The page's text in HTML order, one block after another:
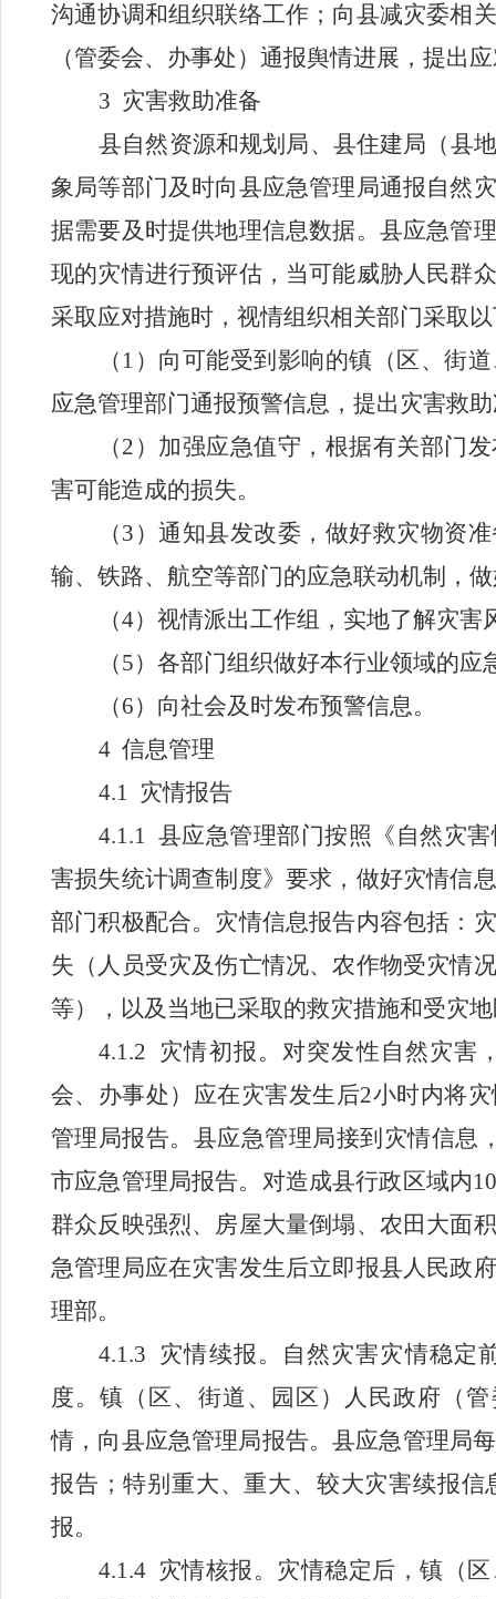
沟通协调和组织联络工作；向县减灾委相
（管委会、办事处 ）通报舆情进展，提出
3 灾害救助准备
县自然资源和规划局、县住建局（县
象局等部门及时向县应急管理局通报自然
据需要及时提供地理信息数据。县应急管
现的灾情进行预评估，当可能威胁人民群
采取应对措施时，视情组织相关部门采取
（ 1 ）向可能受到影响的镇（区、街
应急管理部门通报预警信息，提出灾害救
（2 ）加强应急值守，根据有关部门
害可能造成的损失。
（3 ）通知县发改委，做好救灾物资
输、铁路、航空等部门的应急联动机制，
（4）视情派出工作组，实地了解灾
（5）各部门组织做好本行业领域的应
（6）向社会及时发布预警信息。
4 信息管理
4.1 灾情报告
4.1.1 县应急管理部门按照《自然灾
害损失统计调查制度》要求，做好灾情信
部门积极配合。灾情信息报告内容包括：
失（人员受灾及伤亡情况、农作物受灾情
等），以及当地已采取的救灾措施和受灾
4.1.2 灾情初报。对突发性自然灾害
会、办事处 ）应在灾害发生后2小时内将
管理局报告。县应急管理局接到灾情信息
市应急管理局报告。对造成县行政区域内10
群众反映强烈、房屋大量倒塌、农田大面
急管理局应在灾害发生后立即报县人民政
理部。
4.1.3 灾情续报。自然灾害灾情稳定
度。镇（区、街道、园区） 人民政府（
情，向县应急管理局报告。县应急管理局
报告；特别重大、重大、较大灾害续报
报。
4.1.4 灾情核报。灾情稳定后，镇（